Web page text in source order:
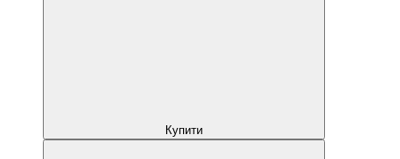
Купити